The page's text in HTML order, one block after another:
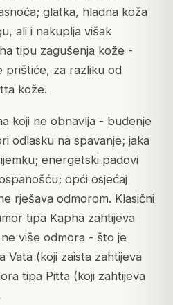
glatka, hladna koža
ali i nakuplja višak
tipu zagušenja kože -
prištiće, za razliku od
kože.
koji ne obnavlja - buđenje
odlasku na spavanje; jaka
energetski padovi
opći osjećaj
rješava odmorom. Klasični
tipa Kapha zahtijeva
više odmora - što je
(koji zaista zahtijeva
tipa Pitta (koji zahtijeva